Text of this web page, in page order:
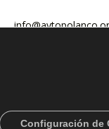
Configuración de